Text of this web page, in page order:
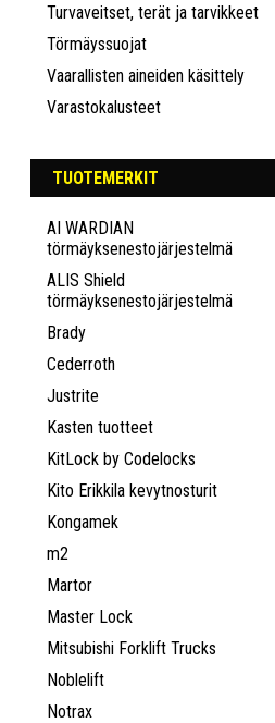
Turvaveitset, terät ja tarvikkeet
Törmäyssuojat
Vaarallisten aineiden käsittely
Varastokalusteet
TUOTEMERKIT
AI WARDIAN
törmäyksenestojärjestelmä
ALIS Shield
törmäyksenestojärjestelmä
Brady
Cederroth
Justrite
Kasten tuotteet
KitLock by Codelocks
Kito Erikkila kevytnosturit
Kongamek
m2
Martor
Master Lock
Mitsubishi Forklift Trucks
Noblelift
Notrax